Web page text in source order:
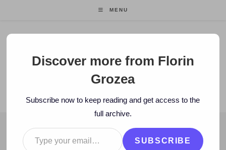
MENU
Florin Grozea
ENTREPRENEUR. FOUNDER/CEO MOCAPP.
BLOG
Discover more from Florin
Grozea
Subscribe now to keep reading and get access to the
full archive.
Type your email…
SUBSCRIBE